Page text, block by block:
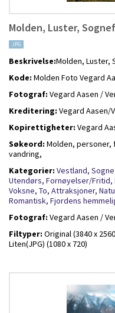
Molden, Luster,
JPG
Beskrivelse:Molden, Luster,
Kode: Molden Foto Vegard
Fotograf: Vegard Aasen /
Kreditering: Vegard Aasen/
Kopirettigheter: Vegard
Søkeord: Molden,
vandring,
Kategorier: Vestland,
Utendørs, Fornøyelser/Fritid,
Voksne, To, Attraksjoner,
Romantisk, Fjordens
Fotograf: Vegard Aasen /
Filtyper: Original (3840 x
Liten(JPG) (1080 x 720)